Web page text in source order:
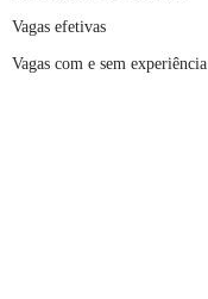
Vagas efetivas
Vagas com e sem experiência.